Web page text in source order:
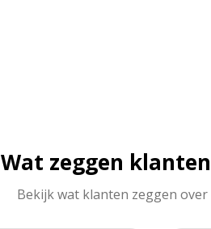
Wat zeggen
Bekijk wat klanten zeggen